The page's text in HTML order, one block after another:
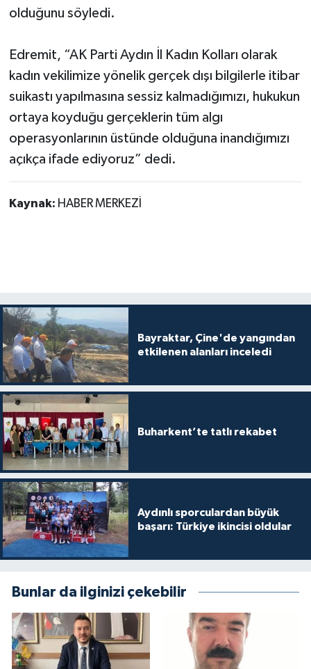
olduğunu söyledi.
Edremit, “AK Parti Aydın İl Kadın Kolları olarak
kadın vekilimize yönelik gerçek dışı bilgilerle itibar
suikastı yapılmasına sessiz kalmadığımızı, hukukun
ortaya koyduğu gerçeklerin tüm algı
operasyonlarının üstünde olduğuna inandığımızı
açıkça ifade ediyoruz” dedi.
Kaynak: HABER MERKEZİ
Bayraktar, Çine'de yangından
etkilenen alanları inceledi
Buharkent’te tatlı rekabet
Aydınlı sporculardan büyük
başarı: Türkiye ikincisi oldular
Bunlar da ilginizi çekebilir